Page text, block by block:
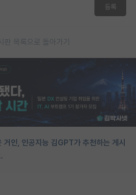
등록
판 목록으로 돌아가기
거인, 인공지능 김GPT가 추천하는 게시